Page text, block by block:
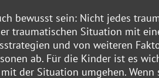
bewusst sein: Nicht jedes
traumatischen Situation mit
und von weiteren
ab. Für die Kinder ist es
der Situation umgehen.